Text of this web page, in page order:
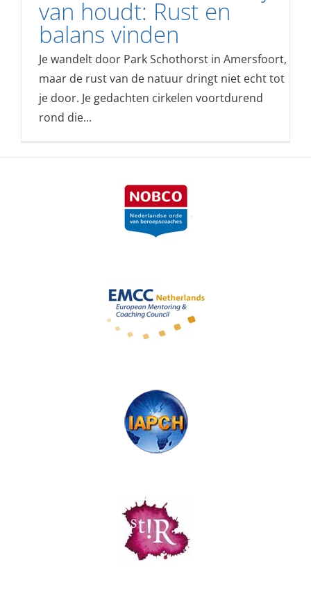
van houdt: Rust en
balans vinden
Je wandelt door Park Schothorst in Amersfoort,
maar de rust van de natuur dringt niet echt tot
je door. Je gedachten cirkelen voortdurend
rond die...